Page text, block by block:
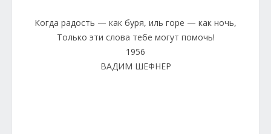
Когда радость — как буря, иль горе — как ночь,
Только эти слова тебе могут помочь!
1956
ВАДИМ ШЕФНЕР